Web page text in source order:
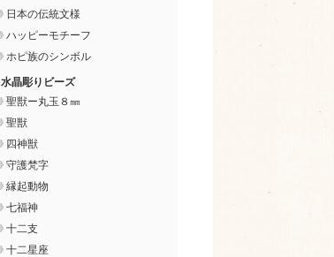
日本の伝統文様
ハッピーモチーフ
ホピ族のシンボル
水晶彫りビーズ
聖獣ー丸玉８㎜
聖獣
四神獣
守護梵字
縁起動物
七福神
十二支
十二星座